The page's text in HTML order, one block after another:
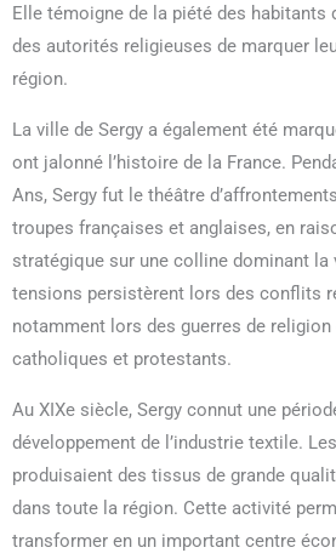
Elle témoigne de la piété des habitants
des autorités religieuses de marquer
région.
La ville de Sergy a également été
ont jalonné l’histoire de la France.
Ans, Sergy fut le théâtre
troupes françaises et anglaises, en
stratégique sur une colline dominant la
tensions persistèrent lors des conflits
notamment lors des guerres de
catholiques et protestants.
Au XIXe siècle, Sergy connut une
développement de l’industrie textile.
produisaient des tissus de grande
dans toute la région. Cette activité
transformer en un important centre